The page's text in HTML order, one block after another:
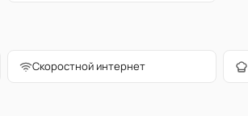
Скоростной интернет